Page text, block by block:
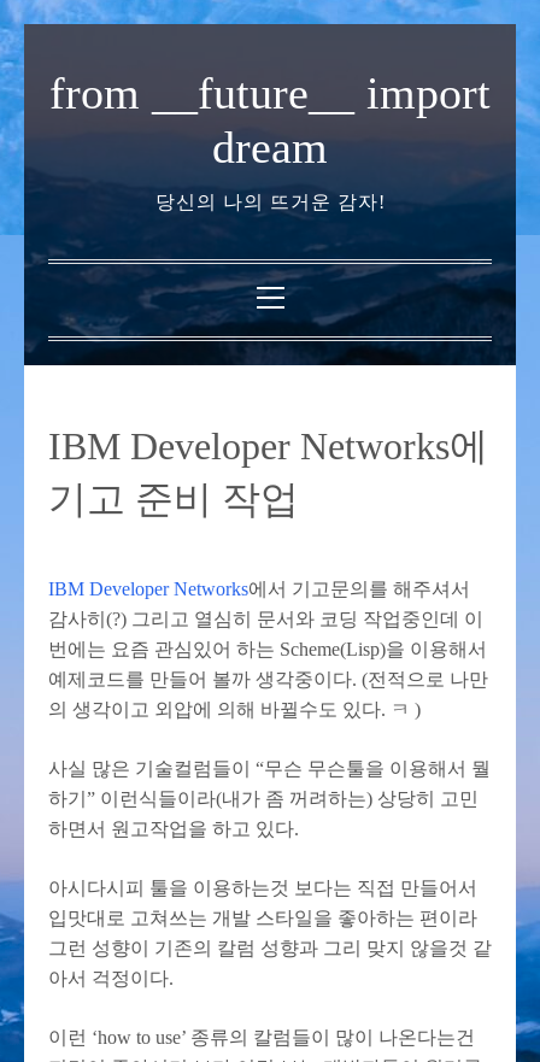
으
기
from __future__ import
dream
당신의 나의 뜨거운 감자!
기
본
메
뉴
IBM Developer Networks에
기고 준비 작업
IBM Developer Networks에서 기고문의를 해주셔서
감사히(?) 그리고 열심히 문서와 코딩 작업중인데 이
번에는 요즘 관심있어 하는 Scheme(Lisp)을 이용해서
예제코드를 만들어 볼까 생각중이다. (전적으로 나만
의 생각이고 외압에 의해 바뀔수도 있다. ㅋ )
사실 많은 기술컬럼들이 “무슨 무슨툴을 이용해서 뭘
하기” 이런식들이라(내가 좀 꺼려하는) 상당히 고민
하면서 원고작업을 하고 있다.
아시다시피 툴을 이용하는것 보다는 직접 만들어서
입맛대로 고쳐쓰는 개발 스타일을 좋아하는 편이라
그런 성향이 기존의 칼럼 성향과 그리 맞지 않을것 같
아서 걱정이다.
이런 ‘how to use’ 종류의 칼럼들이 많이 나온다는건